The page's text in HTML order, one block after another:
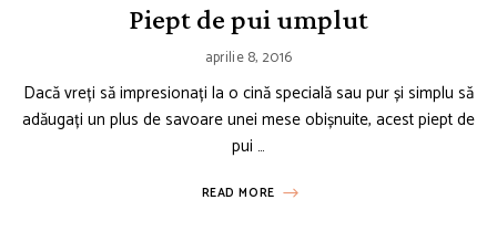
Piept de pui umplut
aprilie 8, 2016
Dacă vreți să impresionați la o cină specială sau pur și simplu să
adăugați un plus de savoare unei mese obișnuite, acest piept de
pui …
READ MORE